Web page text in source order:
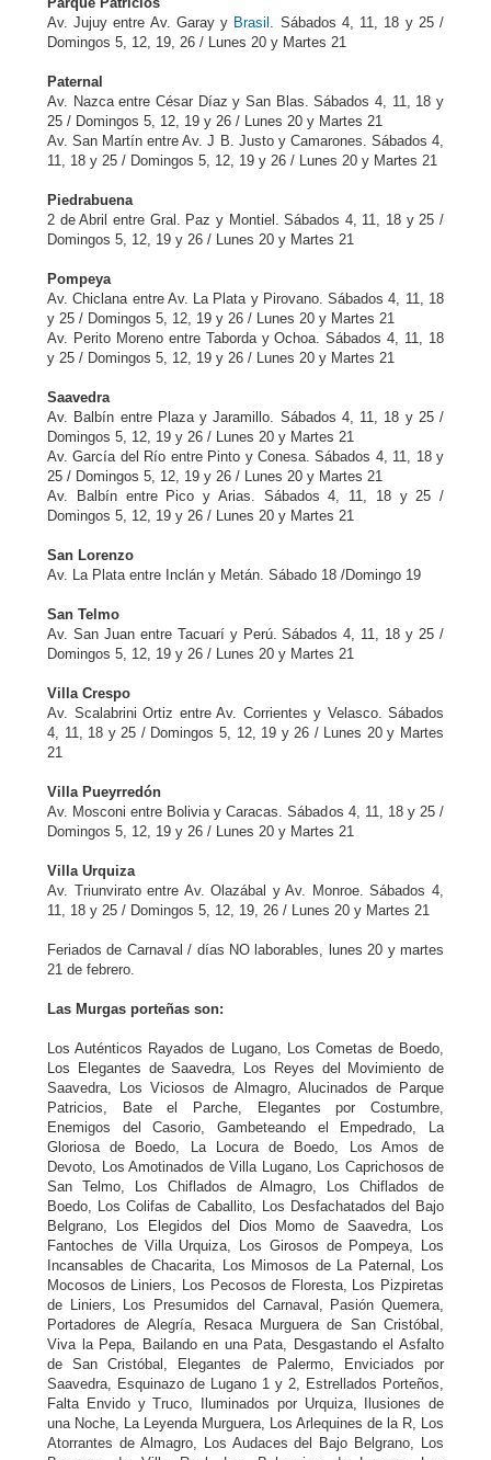
Av. Jujuy entre Av. Garay y Brasil
. Sábados 4, 11, 18 y 25 /
Domingos 5, 12, 19, 26 / Lunes 20 y Martes 21
Paternal
Av. Nazca entre César Díaz y San Blas. Sábados 4, 11, 18 y
25 / Domingos 5, 12, 19 y 26 / Lunes 20 y Martes 21
Av. San Martín entre Av. J B. Justo y Camarones. Sábados 4,
11, 18 y 25 / Domingos 5, 12, 19 y 26 / Lunes 20 y Martes 21
Piedrabuena
2 de Abril entre Gral. Paz y Montiel. Sábados 4, 11, 18 y 25 /
Domingos 5, 12, 19 y 26 / Lunes 20 y Martes 21
Pompeya
Av. Chiclana entre Av. La Plata y Pirovano. Sábados 4, 11, 18
y 25 / Domingos 5, 12, 19 y 26 / Lunes 20 y Martes 21
Av. Perito Moreno entre Taborda y Ochoa. Sábados 4, 11, 18
y 25 / Domingos 5, 12, 19 y 26 / Lunes 20 y Martes 21
Saavedra
Av. Balbín entre Plaza y Jaramillo. Sábados 4, 11, 18 y 25 /
Domingos 5, 12, 19 y 26 / Lunes 20 y Martes 21
Av. García del Río entre Pinto y Conesa. Sábados 4, 11, 18 y
25 / Domingos 5, 12, 19 y 26 / Lunes 20 y Martes 21
Av. Balbín entre Pico y Arias. Sábados 4, 11, 18 y 25 /
Domingos 5, 12, 19 y 26 / Lunes 20 y Martes 21
San Lorenzo
Av. La Plata entre Inclán y Metán. Sábado 18 /Domingo 19
San Telmo
Av. San Juan entre Tacuarí y Perú. Sábados 4, 11, 18 y 25 /
Domingos 5, 12, 19 y 26 / Lunes 20 y Martes 21
Villa Crespo
Av. Scalabrini Ortiz entre Av. Corrientes y Velasco. Sábados
4, 11, 18 y 25 / Domingos 5, 12, 19 y 26 / Lunes 20 y Martes
21
Villa Pueyrredón
Av. Mosconi entre Bolivia y Caracas. Sábados 4, 11, 18 y 25 /
Domingos 5, 12, 19 y 26 / Lunes 20 y Martes 21
Villa Urquiza
Av. Triunvirato entre Av. Olazábal y Av. Monroe. Sábados 4,
11, 18 y 25 / Domingos 5, 12, 19, 26 / Lunes 20 y Martes 21
Feriados de Carnaval / días NO laborables, lunes 20 y martes
21 de febrero.
Las Murgas porteñas son:
Los Auténticos Rayados de Lugano, Los Cometas de Boedo,
Los Elegantes de Saavedra, Los Reyes del Movimiento de
Saavedra, Los Viciosos de Almagro, Alucinados de Parque
Patricios, Bate el Parche, Elegantes por Costumbre,
Enemigos del Casorio, Gambeteando el Empedrado, La
Gloriosa de Boedo, La Locura de Boedo, Los Amos de
Devoto, Los Amotinados de Villa Lugano, Los Caprichosos de
San Telmo, Los Chiflados de Almagro, Los Chiflados de
Boedo, Los Colifas de Caballito, Los Desfachatados del Bajo
Belgrano, Los Elegidos del Dios Momo de Saavedra, Los
Fantoches de Villa Urquiza, Los Girosos de Pompeya, Los
Incansables de Chacarita, Los Mimosos de La Paternal, Los
Mocosos de Liniers, Los Pecosos de Floresta, Los Pizpiretas
de Liniers, Los Presumidos del Carnaval, Pasión Quemera,
Portadores de Alegría, Resaca Murguera de San Cristóbal,
Viva la Pepa, Bailando en una Pata, Desgastando el Asfalto
de San Cristóbal, Elegantes de Palermo, Enviciados por
Saavedra, Esquinazo de Lugano 1 y 2, Estrellados Porteños,
Falta Envido y Truco, Iluminados por Urquiza, Ilusiones de
una Noche, La Leyenda Murguera, Los Arlequines de la R, Los
Atorrantes de Almagro, Los Audaces del Bajo Belgrano, Los